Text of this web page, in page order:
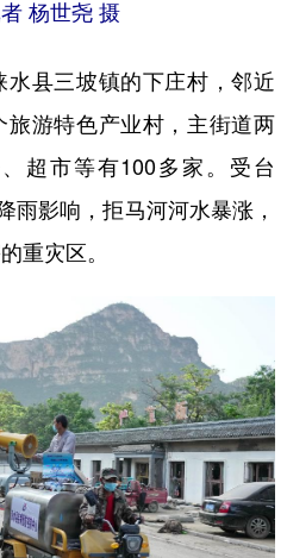
云南
青海 宁夏
黑龙江
Français
日本語
杨世尧 摄
县三坡镇的下庄村，邻近
游特色产业村，主街道两
超市等有100多家。受台
雨影响，拒马河河水暴涨，
重灾区。